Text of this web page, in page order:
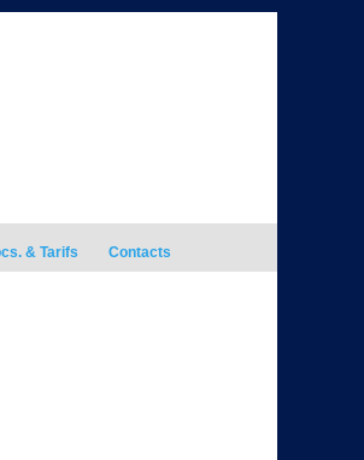
& Tarifs Contacts